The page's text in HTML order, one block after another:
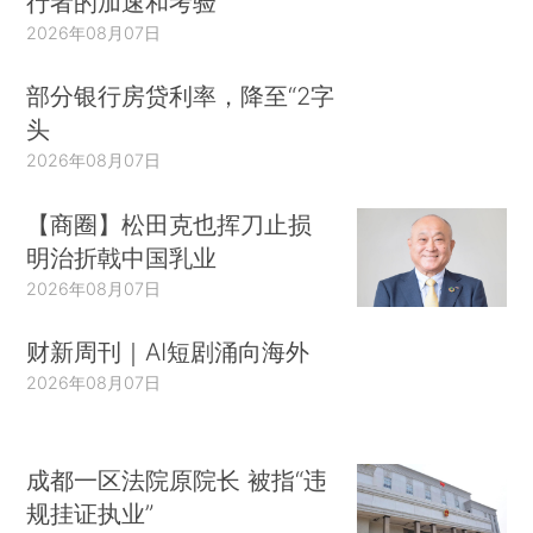
2026年08月07日
部分银行房贷利率，降至“2字
头
2026年08月07日
【商圈】松田克也挥刀止损
明治折戟中国乳业
2026年08月07日
财新周刊｜AI短剧涌向海外
2026年08月07日
成都一区法院原院长 被指“违
规挂证执业”